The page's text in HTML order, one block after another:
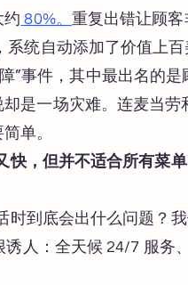
约 80%。 重复出错让顾
系统自动添加了价值上
”事件，其中最出名的
是一场灾难。连麦当
单。
快，但并不适合所有菜
时到底会出什么问题？
人：全天候 24/7 服务